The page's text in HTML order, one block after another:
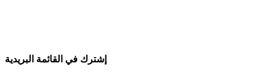
إشترك في القائمة البريدية